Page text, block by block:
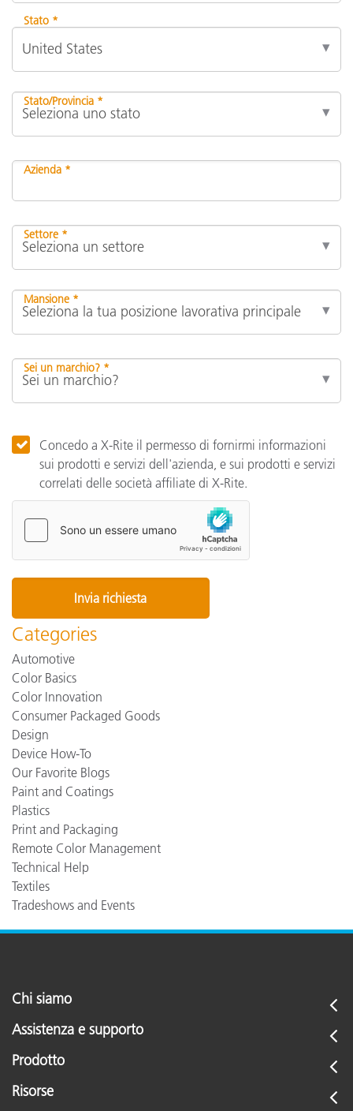
Stato *
Stato/Provincia *
Azienda *
Settore *
Mansione *
Sei un marchio? *
Concedo a X-Rite il permesso di fornirmi informazioni
sui prodotti e servizi dell'azienda, e sui prodotti e servizi
correlati delle società affiliate di X-Rite.
Categories
Automotive
Color Basics
Color Innovation
Consumer Packaged Goods
Design
Device How-To
Our Favorite Blogs
Paint and Coatings
Plastics
Print and Packaging
Remote Color Management
Technical Help
Textiles
Tradeshows and Events
Chi siamo
Assistenza e supporto
Prodotto
Risorse